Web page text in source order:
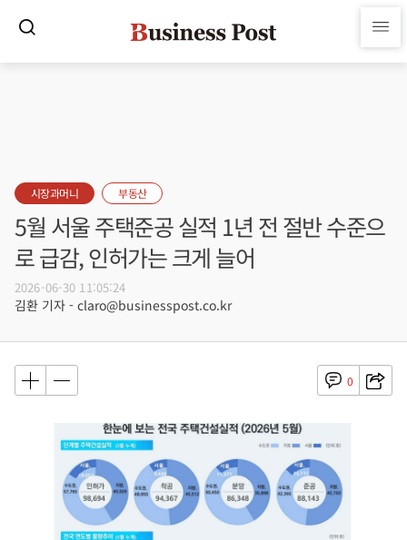
시장과머니 부동산
5월 서울 주택준공 실적 1년 전 절반 수준으
로 급감, 인허가는 크게 늘어
2026-06-30 11:05:24
김환 기자 - claro@businesspost.co.kr
0